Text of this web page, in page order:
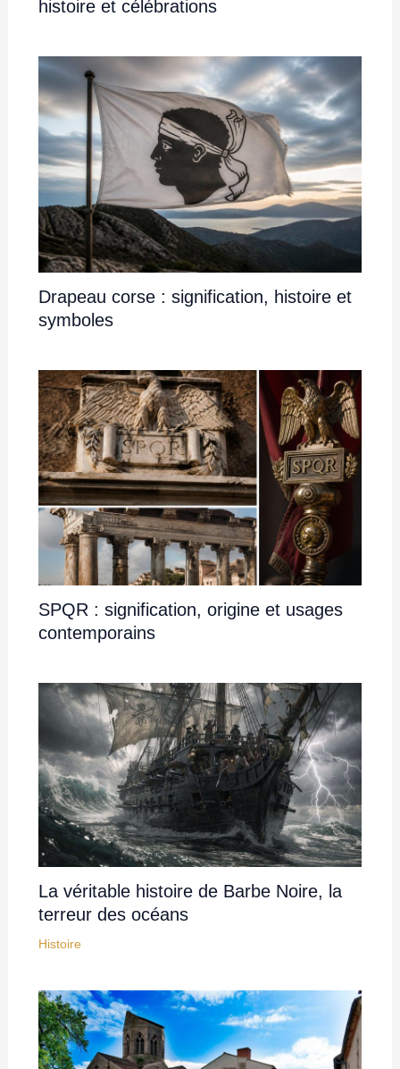
histoire et célébrations
Drapeau corse : signification, histoire et
symboles
SPQR : signification, origine et usages
contemporains
La véritable histoire de Barbe Noire, la
terreur des océans
Histoire